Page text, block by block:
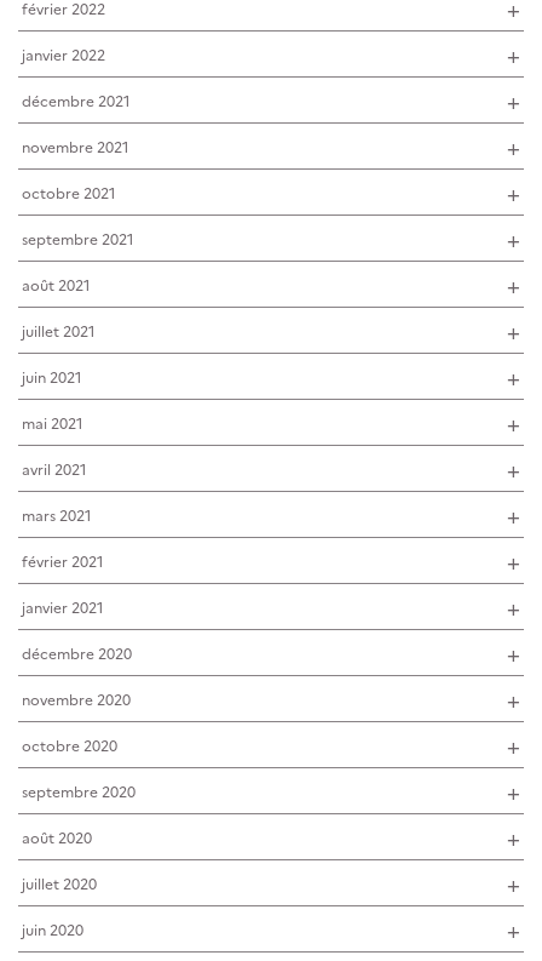
février 2022
janvier 2022
décembre 2021
novembre 2021
octobre 2021
septembre 2021
août 2021
juillet 2021
juin 2021
mai 2021
avril 2021
mars 2021
février 2021
janvier 2021
décembre 2020
novembre 2020
octobre 2020
septembre 2020
août 2020
juillet 2020
juin 2020